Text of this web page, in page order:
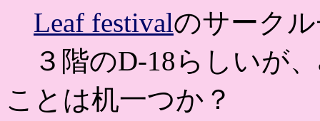
Leaf festivalのサーク
３階のD-18らしいが
ことは机一つか？